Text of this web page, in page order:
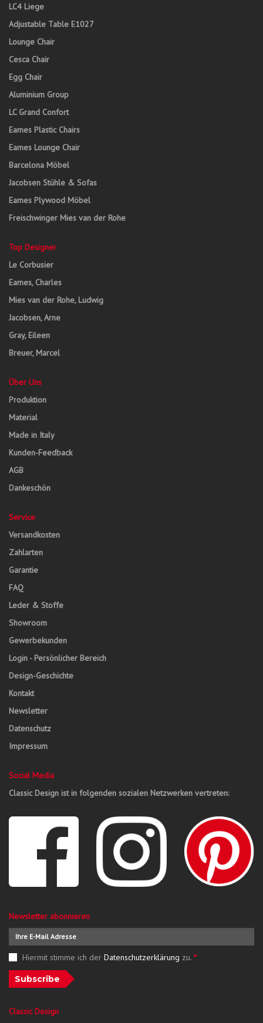
LC4 Liege
Adjustable Table E1027
Lounge Chair
Cesca Chair
Egg Chair
Aluminium Group
LC Grand Confort
Eames Plastic Chairs
Eames Lounge Chair
Barcelona Möbel
Jacobsen Stühle & Sofas
Eames Plywood Möbel
Freischwinger Mies van der Rohe
Top Designer
Le Corbusier
Eames, Charles
Mies van der Rohe, Ludwig
Jacobsen, Arne
Gray, Eileen
Breuer, Marcel
Über Uns
Produktion
Material
Made in Italy
Kunden-Feedback
AGB
Dankeschön
Service
Versandkosten
Zahlarten
Garantie
FAQ
Leder & Stoffe
Showroom
Gewerbekunden
Login - Persönlicher Bereich
Design-Geschichte
Kontakt
Newsletter
Datenschutz
Impressum
Social Media
Classic Design ist in folgenden sozialen Netzwerken vertreten:
Newsletter abonnieren
Hiermit stimme ich der Datenschutzerklärung zu. *
Subscribe
Classic Design